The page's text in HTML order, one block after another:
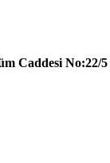
Caddesi No:22/5